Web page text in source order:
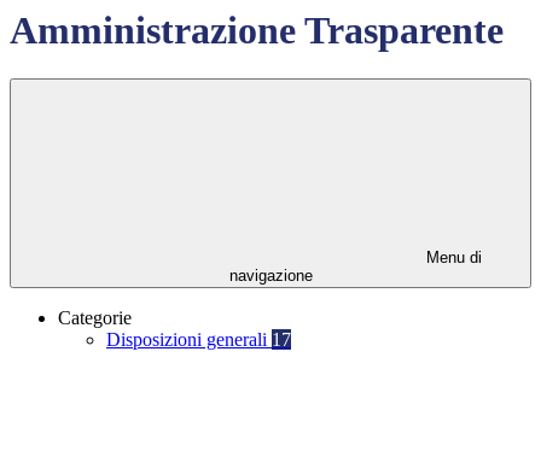
Amministrazione Trasparente
Menu di
navigazione
Categorie
Disposizioni generali 17